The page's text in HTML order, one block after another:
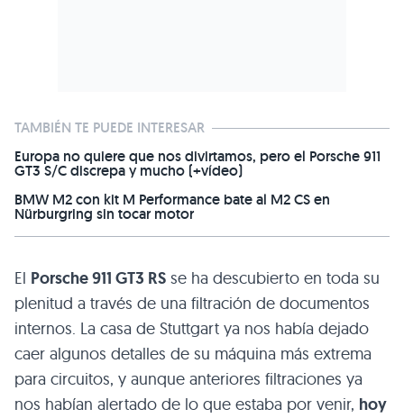
TAMBIÉN TE PUEDE INTERESAR
Europa no quiere que nos divirtamos, pero el Porsche 911
GT3 S/C discrepa y mucho (+vídeo)
BMW M2 con kit M Performance bate al M2 CS en
Nürburgring sin tocar motor
El Porsche 911 GT3 RS se ha descubierto en toda su
plenitud a través de una filtración de documentos
internos. La casa de Stuttgart ya nos había dejado
caer algunos detalles de su máquina más extrema
para circuitos, y aunque anteriores filtraciones ya
nos habían alertado de lo que estaba por venir, hoy